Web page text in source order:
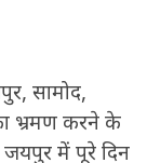
सामोद,
भ्रमण करने के
में पूरे दिन